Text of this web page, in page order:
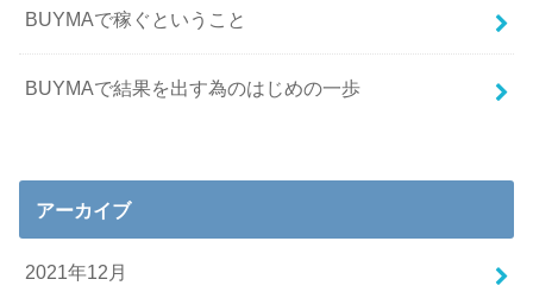
BUYMAで稼ぐということ
BUYMAで結果を出す為のはじめの一歩
アーカイブ
2021年12月